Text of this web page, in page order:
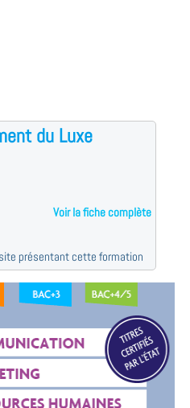
du Luxe
Voir la fiche complète
présentant cette formation